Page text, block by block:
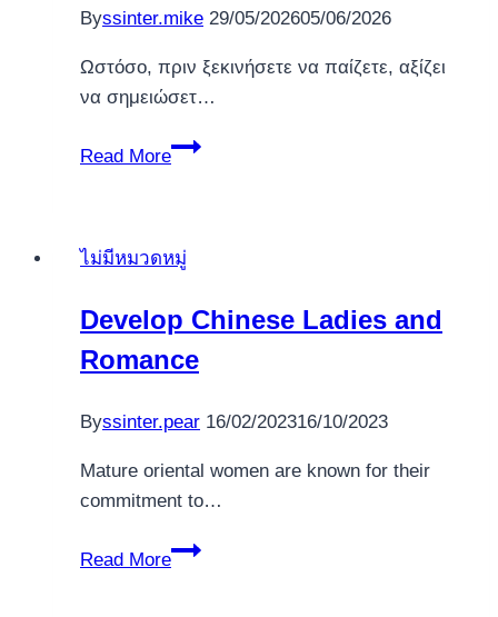
black-
plus
wants
out-
Microgaming,
you
will
Byssinter.mike 29/05/202605/06/2026
Ωστόσο, πριν ξεκινήσετε να παίζετε, αξίζει
να σημειώσετ…
Read More
Συνδεθείτε
ไม่มีหมวดหมู่
Develop Chinese Ladies and
Romance
Byssinter.pear 16/02/202316/10/2023
Mature oriental women are known for their
commitment to…
Read More
Develop